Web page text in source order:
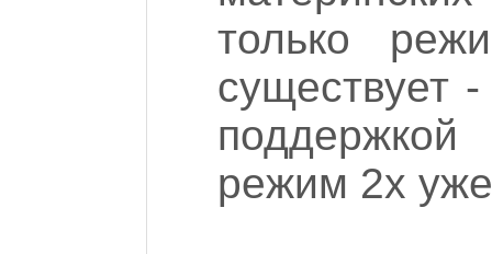
только
существует
режим 2x